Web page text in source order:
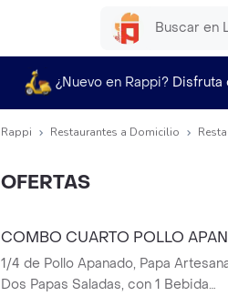
¿Nuevo en Rappi? Disfruta
Rappi Restaurantes a Domicilio
OFERTAS
COMBO CUARTO POLLO
1/4 de Pollo Apanado, Papa
Dos Papas Saladas, con 1 Bebida